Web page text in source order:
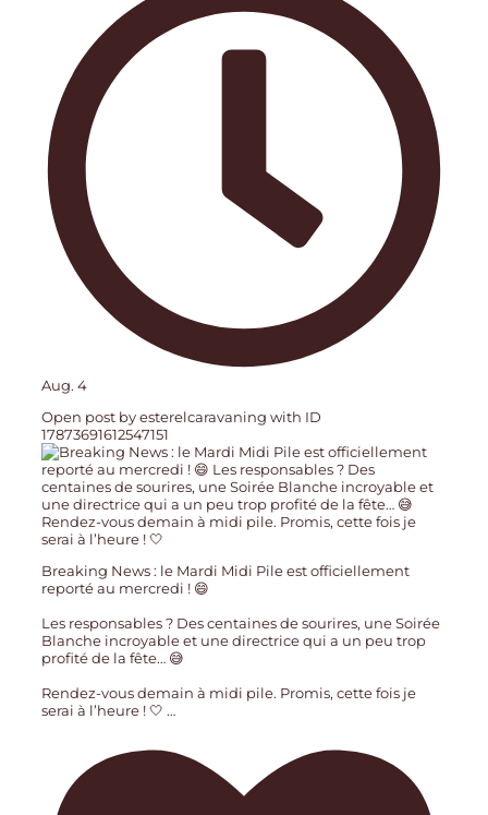
Aug. 4
Open post by esterelcaravaning with ID
17873691612547151
Breaking News : le Mardi Midi Pile est officiellement
reporté au mercredi ! 😄
Les responsables ? Des centaines de sourires, une Soirée
Blanche incroyable et une directrice qui a un peu trop
profité de la fête… 😅
Rendez-vous demain à midi pile. Promis, cette fois je
serai à l’heure ! 🤍 …